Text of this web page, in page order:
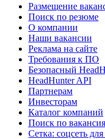
Размещение
Поиск по резюме
О компании
Наши вакансии
Реклама на сайте
Требования к ПО
Безопасный
HeadHunter API
Партнерам
Инвесторам
Каталог компаний
Поиск по
Сетка: соцсеть